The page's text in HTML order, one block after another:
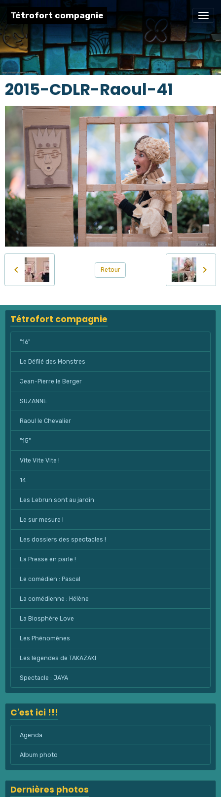
Tétrofort compagnie
2015-CDLR-Raoul-41
Retour
Tétrofort compagnie
"16"
Le Défilé des Monstres
Jean-Pierre le Berger
SUZANNE
Raoul le Chevalier
"15"
Vite Vite Vite !
14
Les Lebrun sont au jardin
Le sur mesure !
Les dossiers des spectacles !
La Presse en parle !
Le comédien : Pascal
La comédienne : Hélène
La Biosphère Love
Les Phénomènes
Les légendes de TAKAZAKI
Spectacle : JAYA
C'est ici !!!
Agenda
Album photo
Dernières photos